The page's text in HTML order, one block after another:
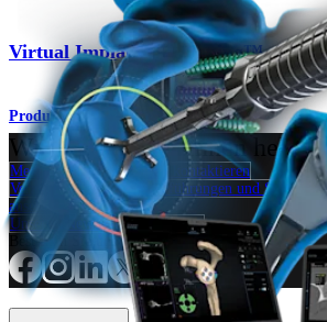
Virtual Implant Positioning™ -
Produkt
Wie können wir Ihnen
Medizinproduktberater:in kontaktieren
Veranstaltungen, Lab-Vorführungen und
ansehen
Unseren Newsletter abonnieren
Besuchen Sie uns